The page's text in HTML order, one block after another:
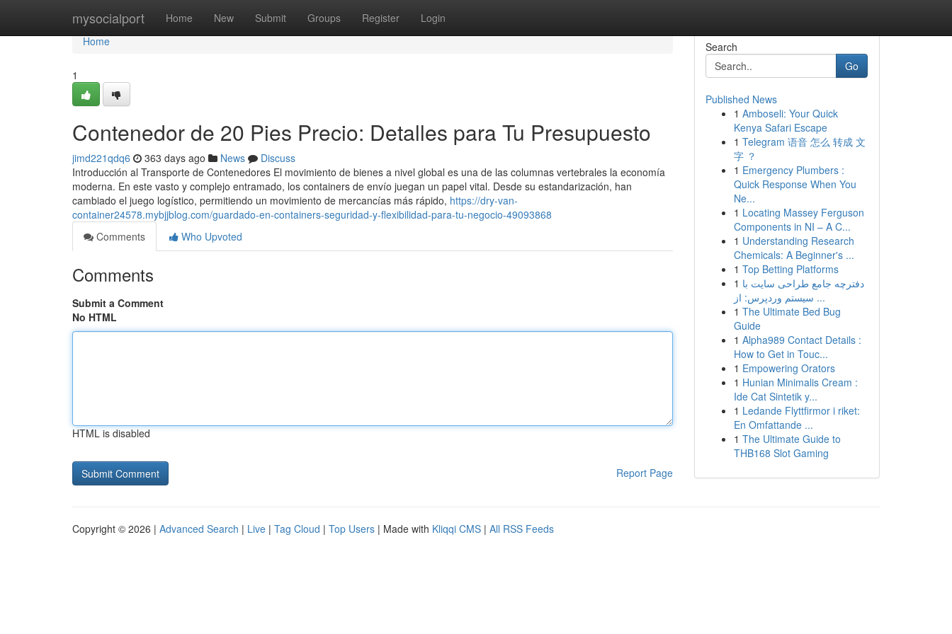
mysocialport Home New Submit Groups Register Login
Home
Home
1
Contenedor de 20 Pies Precio: Detalles para Tu Presupuesto
jimd221qdq6 363 days ago News
Discuss
Introducción al Transporte de Contenedores El movimiento de bienes a nivel global es una de las columnas vertebrales la economía
moderna. En este vasto y complejo entramado, los containers de envío juegan un papel vital. Desde su estandarización, han
cambiado el juego logístico, permitiendo un movimiento de mercancías más rápido, https://dry-van-
container24578.mybjjblog.com/guardado-en-containers-seguridad-y-flexibilidad-para-tu-negocio-49093868
Comments
Who Upvoted
Comments
Submit a Comment
No HTML
HTML is disabled
Report Page
Search
Go
Published News
1 Amboseli: Your Quick
Kenya Safari Escape
1 Telegram 语音 怎么 转成 文
字 ？
1 Emergency Plumbers :
Quick Response When You
Ne...
1 Locating Massey Ferguson
Components in NI – A C...
1 Understanding Research
Chemicals: A Beginner's ...
1 Top Betting Platforms
1 دفترچه جامع طراحی سایت با
سیستم وردپرس: از ...
1 The Ultimate Bed Bug
Guide
1 Alpha989 Contact Details :
How to Get in Touc...
1 Empowering Orators
1 Hunian Minimalis Cream :
Ide Cat Sintetik y...
1 Ledande Flyttfirmor i riket:
En Omfattande ...
1 The Ultimate Guide to
THB168 Slot Gaming
Copyright © 2026 | Advanced Search | Live | Tag Cloud | Top Users | Made with Kliqqi CMS | All RSS Feeds